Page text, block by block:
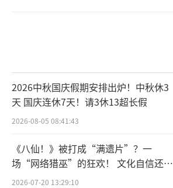
2026中秋国庆假期安排出炉！中秋休3
天 国庆连休7天！请3休13超长假
2026-08-05 08:41:43
《八仙！》被打成“满遗片”？一
场“网络猎巫”的狂欢！ 文化自信还是
焦虑？
2026-07-20 13:29:10